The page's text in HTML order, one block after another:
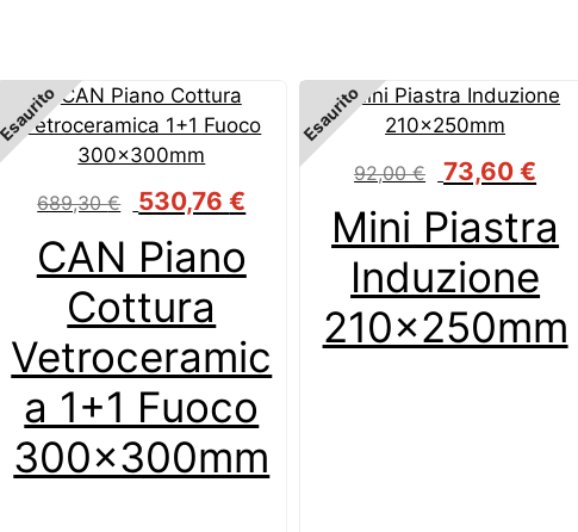
Esaurito
CAN Piano
Cottura
Vetroceramic
a 1+1 Fuoco
300x300mm
689,30€
Il
originale
era:
689,30 €.
530,76€
è:
530,76 €.
Esaurito
Mini Piastra
Induzione
210x250mm
92,00€
Il
originale
era:
92,00 €.
73,60€
è: